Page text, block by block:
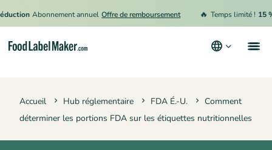
Abonnement annuel Offre de remboursement Temps limité ! 15 % de
Accueil Hub réglementaire FDA É.-U.
Comment
déterminer les portions FDA sur les étiquettes nutritionnelles